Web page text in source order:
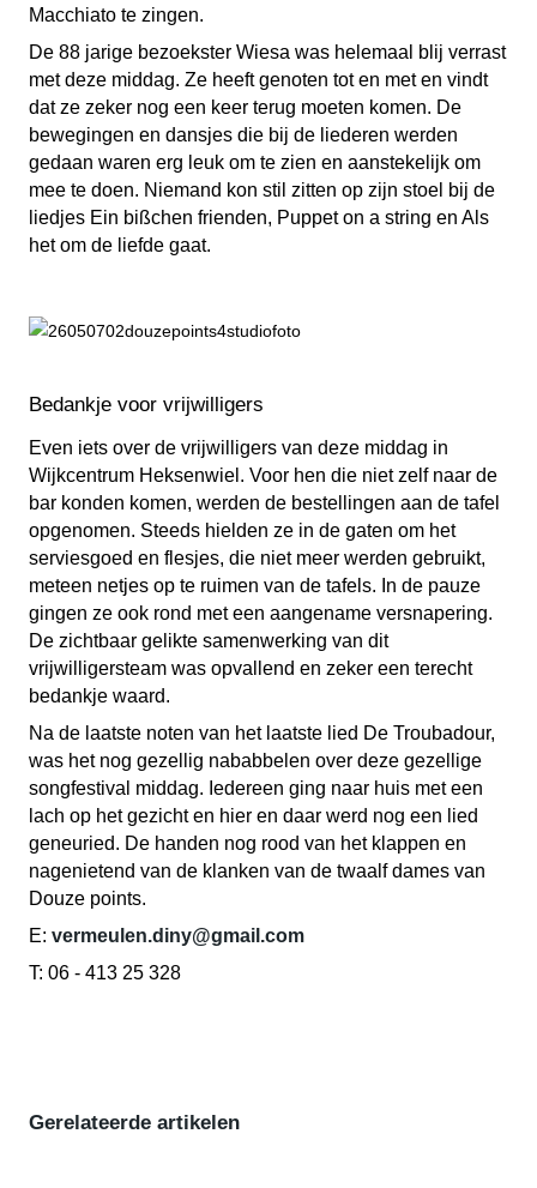
Macchiato te zingen.
De 88 jarige bezoekster Wiesa was helemaal blij verrast
met deze middag. Ze heeft genoten tot en met en vindt
dat ze zeker nog een keer terug moeten komen. De
bewegingen en dansjes die bij de liederen werden
gedaan waren erg leuk om te zien en aanstekelijk om
mee te doen. Niemand kon stil zitten op zijn stoel bij de
liedjes Ein bißchen frienden, Puppet on a string en Als
het om de liefde gaat.
Bedankje voor vrijwilligers
Even iets over de vrijwilligers van deze middag in
Wijkcentrum Heksenwiel. Voor hen die niet zelf naar de
bar konden komen, werden de bestellingen aan de tafel
opgenomen. Steeds hielden ze in de gaten om het
serviesgoed en flesjes, die niet meer werden gebruikt,
meteen netjes op te ruimen van de tafels. In de pauze
gingen ze ook rond met een aangename versnapering.
De zichtbaar gelikte samenwerking van dit
vrijwilligersteam was opvallend en zeker een terecht
bedankje waard.
Na de laatste noten van het laatste lied De Troubadour,
was het nog gezellig nababbelen over deze gezellige
songfestival middag. Iedereen ging naar huis met een
lach op het gezicht en hier en daar werd nog een lied
geneuried. De handen nog rood van het klappen en
nagenietend van de klanken van de twaalf dames van
Douze points.
E: vermeulen.diny@gmail.com
T: 06 - 413 25 328
Gerelateerde artikelen